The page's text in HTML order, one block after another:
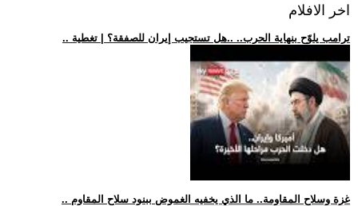
اخر الافلام
.. ترامب يلوّح بنهاية الحرب.. ..هل تستجيب إيران للصفقة؟ | تغطية
.. غزة وسلاح المقاومة.. ما الذي يخفيه الغموض ببنود سلاح المقاوم